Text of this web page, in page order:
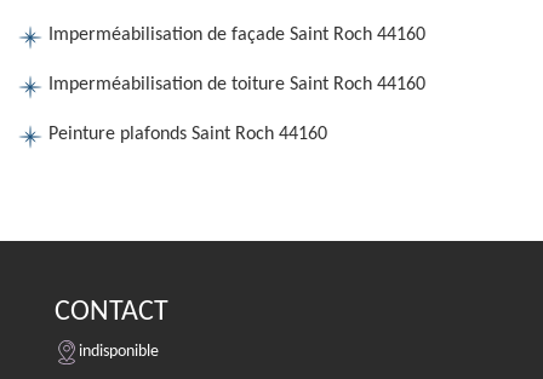
Imperméabilisation de façade Saint Roch 44160
Imperméabilisation de toiture Saint Roch 44160
Peinture plafonds Saint Roch 44160
CONTACT
indisponible